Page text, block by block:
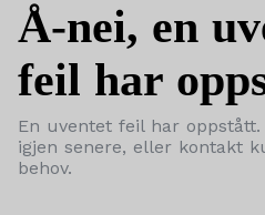
Å-nei, en
feil har
En uventet feil har oppstått.
igjen senere, eller kontakt
behov.